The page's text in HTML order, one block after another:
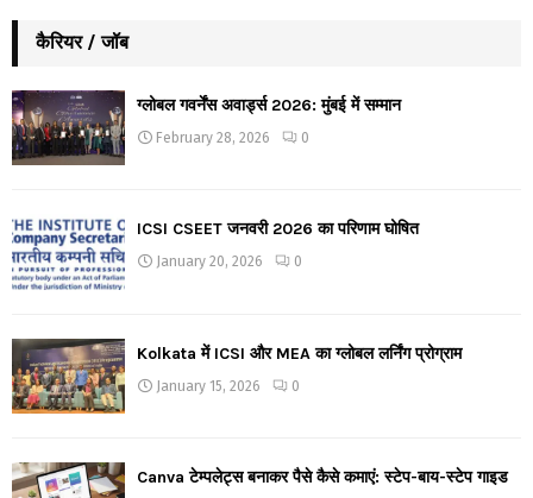
कैरियर / जॉब
ग्लोबल गवर्नेंस अवार्ड्स 2026: मुंबई में सम्मान
February 28, 2026 0
ICSI CSEET जनवरी 2026 का परिणाम घोषित
January 20, 2026 0
Kolkata में ICSI और MEA का ग्लोबल लर्निंग प्रोग्राम
January 15, 2026 0
Canva टेम्पलेट्स बनाकर पैसे कैसे कमाएं: स्टेप-बाय-स्टेप गाइड